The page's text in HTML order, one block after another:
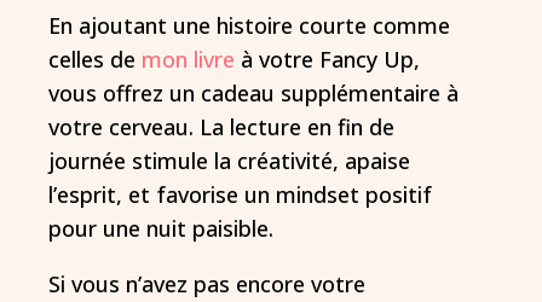
En ajoutant une histoire courte comme
celles de mon livre à votre Fancy Up,
vous offrez un cadeau supplémentaire à
votre cerveau. La lecture en fin de
journée stimule la créativité, apaise
l’esprit, et favorise un mindset positif
pour une nuit paisible.
Si vous n’avez pas encore votre